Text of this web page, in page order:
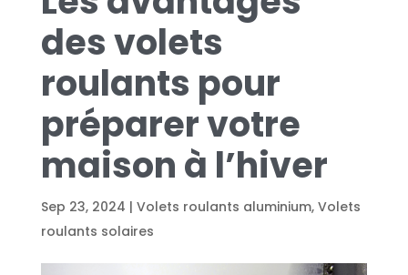
des volets
roulants pour
préparer votre
maison à l’hiver
Sep 23, 2024 | Volets roulants aluminium, Volets
roulants solaires